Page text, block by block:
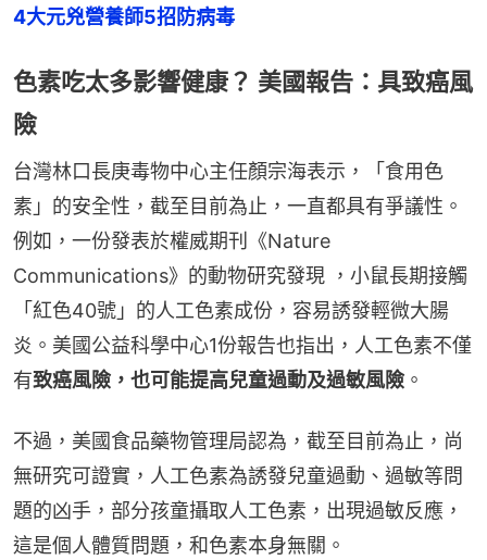
4大元兇營養師5招防病毒
色素吃太多影響健康？ 美國報告：具致癌風
險
台灣林口長庚毒物中心主任顏宗海表示，「食用色
素」的安全性，截至目前為止，一直都具有爭議性。
例如，一份發表於權威期刊《Nature
Communications》的動物研究發現 ，小鼠長期接觸
「紅色40號」的人工色素成份，容易誘發輕微大腸
炎。美國公益科學中心1份報告也指出，人工色素不僅
有致癌風險，也可能提高兒童過動及過敏風險 。
不過，美國食品藥物管理局認為，截至目前為止，尚
無研究可證實，人工色素為誘發兒童過動、過敏等問
題的凶手，部分孩童攝取人工色素，出現過敏反應，
這是個人體質問題，和色素本身無關。